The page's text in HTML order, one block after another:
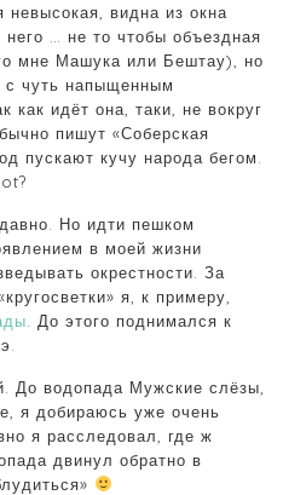
невысокая, видна из окна
… не то чтобы объездная
мне Машука или Бештау), но
с чуть напыщенным
как идёт она, таки, не вокруг
пишут «Соберская
пускают кучу народа бегом.
Но идти пешком
в моей жизни
окрестности. За
я, к примеру,
. До этого поднимался к
До водопада Мужские слёзы,
я добираюсь уже очень
я расследовал, где ж
двинул обратно в